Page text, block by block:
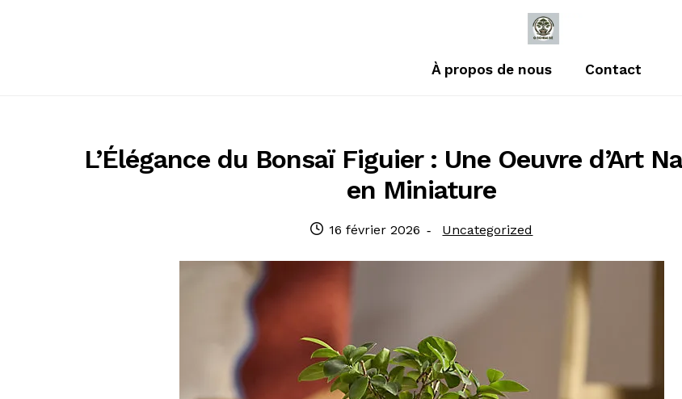
À propos de nous Contact
L’Élégance du Bonsaï Figuier : Une Oeuvre d’Art
en Miniature
Publié
16 février 2026
Catégorie
Uncategorized